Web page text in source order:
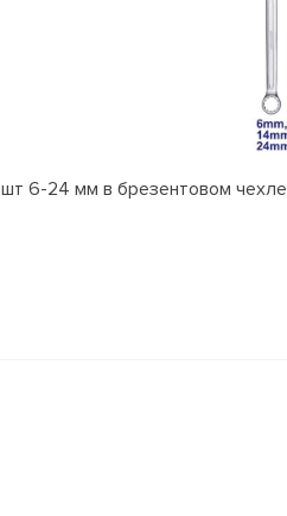
6-24 мм в брезентовом чехле